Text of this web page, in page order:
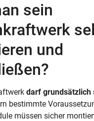
sein
und
darf grundsätzlich
bestimmte
müssen sicher